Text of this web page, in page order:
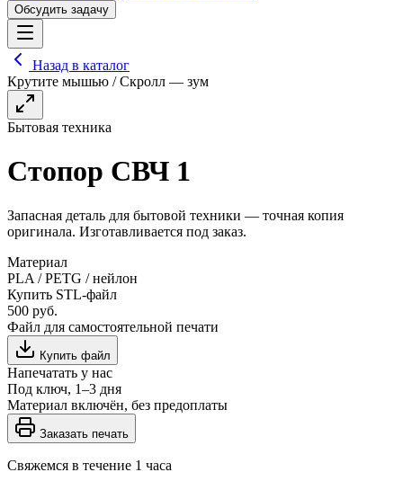
Обсудить задачу
Назад в каталог
Крутите мышью / Скролл — зум
Бытовая техника
Стопор СВЧ 1
Запасная деталь для бытовой техники — точная копия
оригинала. Изготавливается под заказ.
Материал
PLA / PETG / нейлон
Купить STL-файл
500 руб.
Файл для самостоятельной печати
Купить файл
Напечатать у нас
Под ключ, 1–3 дня
Материал включён, без предоплаты
Заказать печать
Свяжемся в течение 1 часа